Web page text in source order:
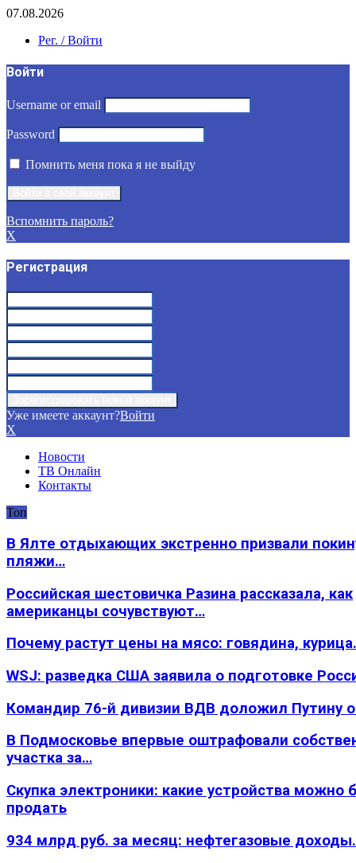
07.08.2026
Рег. / Войти
Войти
Username or email
Password
Помнить меня пока я не выйду
Вспомнить пароль?
X
Регистрация
Уже имеете аккаунт?Войти
X
Новости
ТВ Онлайн
Контакты
Топ
В Ялте отдыхающих экстренно призвали
пляжи…
Российская шестовичка Разина рассказала, как
американцы сочувствуют…
Почему растут цены на мясо: говядина,
WSJ: разведка США заявила о подготовке
Командир 76-й дивизии ВДВ доложил Путину
В Подмосковье впервые оштрафовали
участка за…
Скупка электроники: какие устройства можно
продать
934 млрд руб. за месяц: нефтегазовые